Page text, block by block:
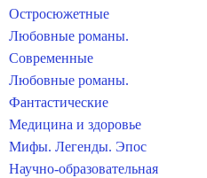
Остросюжетные
Любовные романы.
Современные
Любовные романы.
Фантастические
Медицина и здоровье
Мифы. Легенды. Эпос
Научно-образовательная